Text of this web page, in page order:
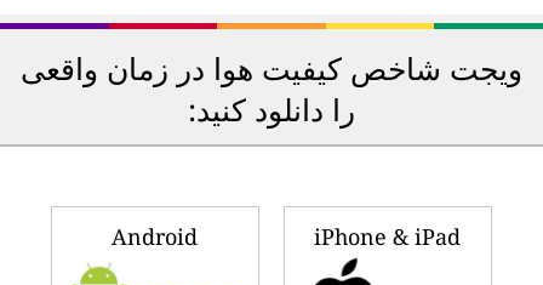
ویجت شاخص کیفیت هوا در زمان واقعی
را دانلود کنید:
iPhone & iPad
Android